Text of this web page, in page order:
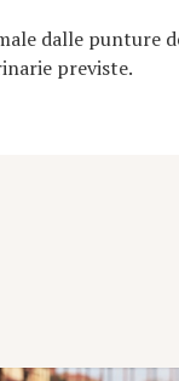
dalle punture
previste.